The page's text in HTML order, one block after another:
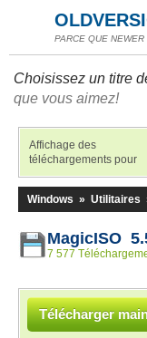
PARCE QUE
Choisissez un titre
que vous aimez!
Affichage des
téléchargements pour
Windows » Utilitaires
MagicISO
7 577
Télécharger